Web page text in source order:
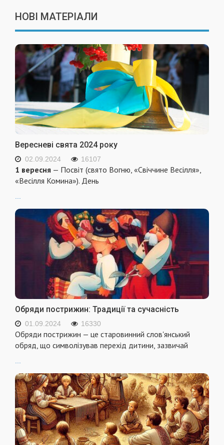
НОВІ МАТЕРІАЛИ
Вересневі свята 2024 року
02.09.2024 16107
1 вересня — Посвіт (свято Вогню, «Свіччине Весілля»,
«Весілля Комина»). День
Обряди пострижин: Традиції та сучасність
01.09.2024 16330
Обряди пострижин — це старовинний слов'янський
обряд, що символізував перехід дитини, зазвичай
...